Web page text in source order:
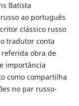
Batista
ao português
clássico russo
tradutor conta
obra de
importância
como compartilha
no par russo-